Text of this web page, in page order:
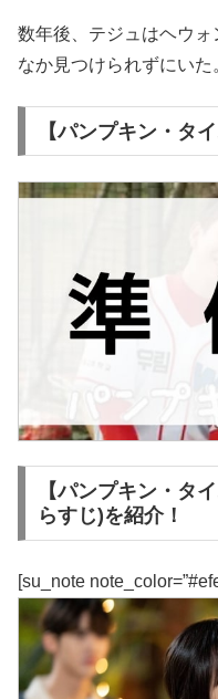
数年後、テジュはヘウ
なか見つけられずにいた
【パンプキン・タ
【パンプキン・タ
らすじ)を紹介！
[su_note